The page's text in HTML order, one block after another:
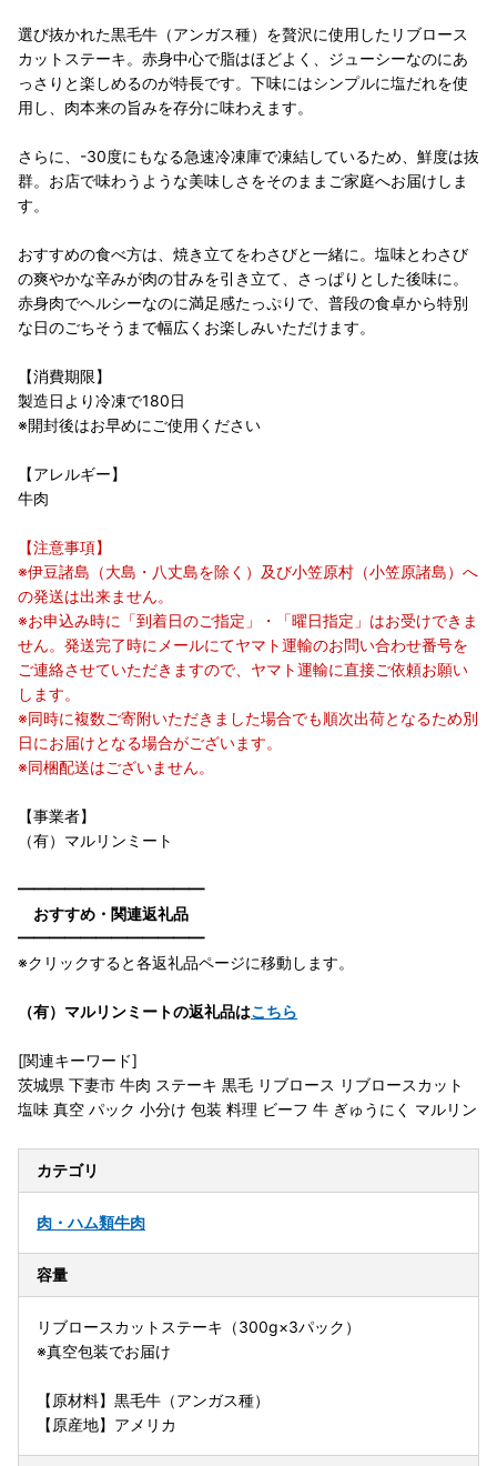
選び抜かれた黒毛牛（アンガス種）を贅沢に使用したリブロース
カットステーキ。赤身中心で脂はほどよく、ジューシーなのにあ
っさりと楽しめるのが特長です。下味にはシンプルに塩だれを使
用し、肉本来の旨みを存分に味わえます。
さらに、-30度にもなる急速冷凍庫で凍結しているため、鮮度は抜
群。お店で味わうような美味しさをそのままご家庭へお届けしま
す。
おすすめの食べ方は、焼き立てをわさびと一緒に。塩味とわさび
の爽やかな辛みが肉の甘みを引き立て、さっぱりとした後味に。
赤身肉でヘルシーなのに満足感たっぷりで、普段の食卓から特別
な日のごちそうまで幅広くお楽しみいただけます。
【消費期限】
製造日より冷凍で180日
※開封後はお早めにご使用ください
【アレルギー】
牛肉
【注意事項】
※伊豆諸島（大島・八丈島を除く）及び小笠原村（小笠原諸島）へ
の発送は出来ません。
※お申込み時に「到着日のご指定」・「曜日指定」はお受けできま
せん。発送完了時にメールにてヤマト運輸のお問い合わせ番号を
ご連絡させていただきますので、ヤマト運輸に直接ご依頼お願い
します。
※同時に複数ご寄附いただきました場合でも順次出荷となるため別
日にお届けとなる場合がございます。
※同梱配送はございません。
【事業者】
（有）マルリンミート
━━━━━━━━━━━━
おすすめ・関連返礼品
━━━━━━━━━━━━
※クリックすると各返礼品ページに移動します。
（有）マルリンミートの返礼品はこちら
[関連キーワード]
茨城県 下妻市 牛肉 ステーキ 黒毛 リブロース リブロースカット
塩味 真空 パック 小分け 包装 料理 ビーフ 牛 ぎゅうにく マルリン
カテゴリ
肉・ハム類牛肉
容量
リブロースカットステーキ（300g×3パック）
※真空包装でお届け
【原材料】黒毛牛（アンガス種）
【原産地】アメリカ